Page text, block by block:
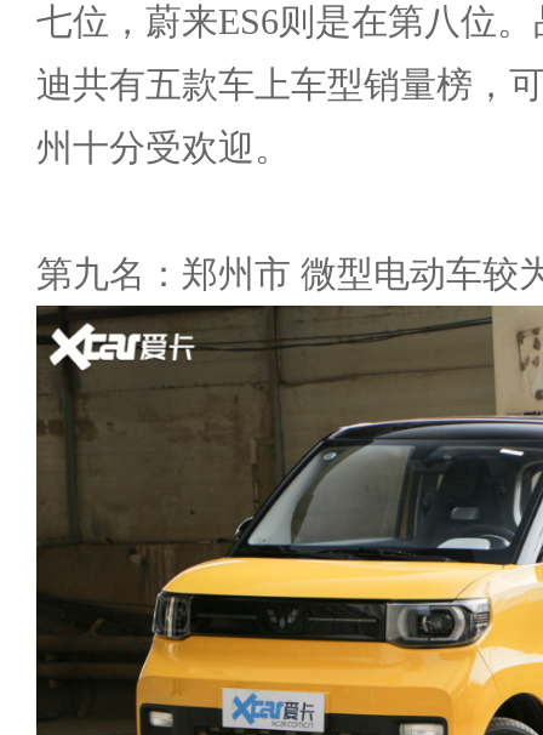
七位，蔚来ES6则是在第八位
迪共有五款车上车型销量榜，
州十分受欢迎。
第九名：郑州市 微型电动车较